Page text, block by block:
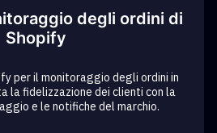
degli ordini di
Shopify
per il monitoraggio degli ordini in
la fidelizzazione dei clienti con la
e le notifiche del marchio.